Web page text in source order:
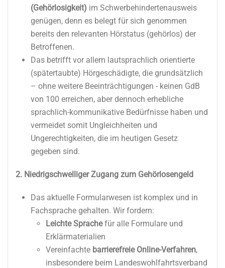
(Gehörlosigkeit) im Schwerbehindertenausweis
genügen, denn es belegt für sich genommen
bereits den relevanten Hörstatus (gehörlos) der
Betroffenen.
Das betrifft vor allem lautsprachlich orientierte
(spätertaubte) Hörgeschädigte, die grundsätzlich
– ohne weitere Beeinträchtigungen - keinen GdB
von 100 erreichen, aber dennoch erhebliche
sprachlich-kommunikative Bedürfnisse haben und
vermeidet somit Ungleichheiten und
Ungerechtigkeiten, die im heutigen Gesetz
gegeben sind.
2. Niedrigschwelliger Zugang zum Gehörlosengeld
Das aktuelle Formularwesen ist komplex und in
Fachsprache gehalten. Wir fordern:
Leichte Sprachefür alle Formulare und
Erklärmaterialien
Vereinfachte barrierefreie Online-Verfahren,
insbesondere beim Landeswohlfahrtsverband